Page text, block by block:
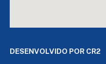
DESENVOLVIDO POR CR2